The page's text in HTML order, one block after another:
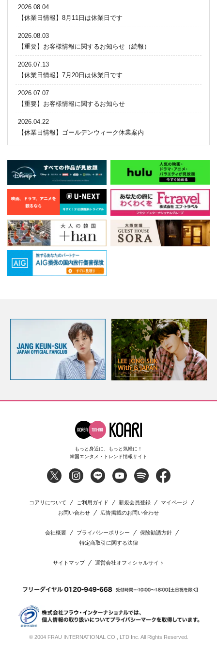
2026.08.04
【休業日情報】8月11日は休業日です
2026.08.03
【重要】お客様情報に関するお知らせ（続報）
2026.07.13
【休業日情報】7月20日は休業日です
2026.07.07
【重要】お客様情報に関するお知らせ
2026.04.22
【休業日情報】ゴールデンウィーク休業案内
もっと身近に、もっと気軽に！
韓国エンタメ・トレンド情報サイト
コアリについて ご利用ガイド 新規会員登録
マイページ
お問い合わせ
広告掲載のお問い合わせ
会社概要 プライバシーポリシー
保険勧誘方針
特定商取引に関する法律
サイトマップ 運営会社オフィシャルサイト
© 2004 FRAU INTERNATIONAL CO., LTD Inc. All Rights Reserved.